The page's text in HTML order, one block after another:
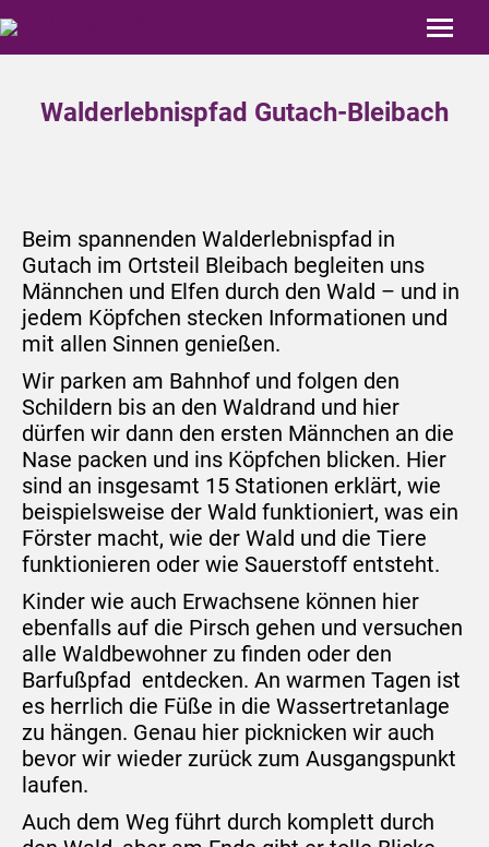
Walderlebnispfad Gutach-Bleibach
Beim spannenden Walderlebnispfad in
Gutach im Ortsteil Bleibach begleiten uns
Männchen und Elfen durch den Wald – und in
jedem Köpfchen stecken Informationen und
mit allen Sinnen genießen.
Wir parken am Bahnhof und folgen den
Schildern bis an den Waldrand und hier
dürfen wir dann den ersten Männchen an die
Nase packen und ins Köpfchen blicken. Hier
sind an insgesamt 15 Stationen erklärt, wie
beispielsweise der Wald funktioniert, was ein
Förster macht, wie der Wald und die Tiere
funktionieren oder wie Sauerstoff entsteht.
Kinder wie auch Erwachsene können hier
ebenfalls auf die Pirsch gehen und versuchen
alle Waldbewohner zu finden oder den
Barfußpfad entdecken. An warmen Tagen ist
es herrlich die Füße in die Wassertretanlage
zu hängen. Genau hier picknicken wir auch
bevor wir wieder zurück zum Ausgangspunkt
laufen.
Auch dem Weg führt durch komplett durch